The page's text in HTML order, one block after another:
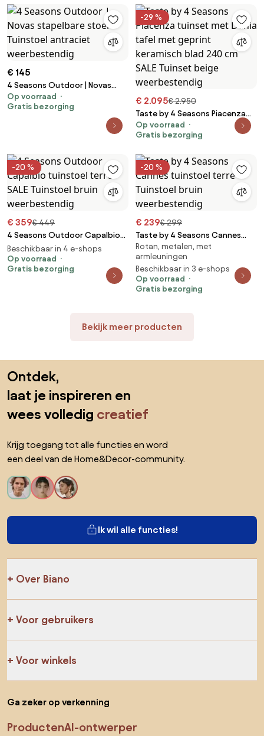
€ 145
4 Seasons Outdoor | Novas
stapelbare stoel Tuinstoel
antraciet weerbestendig
Op voorraad
Gratis bezorging
-29 %
€ 2.095€ 2.950
Taste by 4 Seasons Piacenza
tuinset met Denia tafel met
geprint keramisch blad 240 cm
weerbestendig
Op voorraad
Gratis bezorging
-20 %
€ 359€ 449
4 Seasons Outdoor Capalbio
tuinstoel terre SALE Tuinstoel
bruin weerbestendig
Beschikbaar in 4 e-shops
Op voorraad
Gratis bezorging
-20 %
€ 239€ 299
Taste by 4 Seasons Cannes
tuinstoel terre Tuinstoel bruin
weerbestendig
Rotan, metalen, met
armleuningen
Beschikbaar in 3 e-shops
Op voorraad
Gratis bezorging
Bekijk meer producten
Ontdek,
laat je inspireren en
wees volledig creatief
Krijg toegang tot alle functies en word
een deel van de Home&Decor-community.
Ik wil alle functies!
Over Biano
Voor gebruikers
Voor winkels
Ga zeker op verkenning
ProductenAI-ontwerper